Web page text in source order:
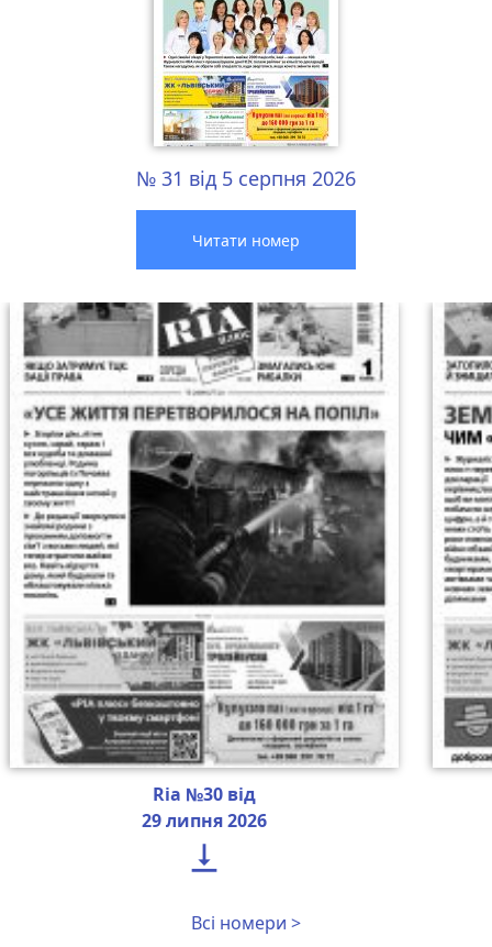
№ 31 від 5 серпня 2026
Читати номер
Ria №30 від
29 липня 2026

Всі номери >